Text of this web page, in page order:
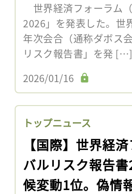
世界経済フォーラム
2026」を発表した。世
年次会合（通称ダボス
リスク報告書」を発 […]
2026/01/16
トップニュース
【国際】世界経
バルリスク報告
候変動1位。偽情